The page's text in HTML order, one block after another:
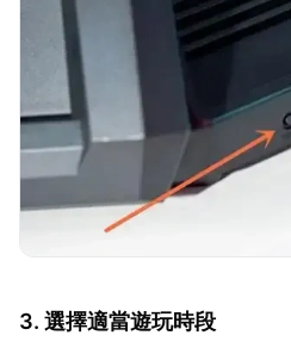
3. 選擇適當遊玩時段